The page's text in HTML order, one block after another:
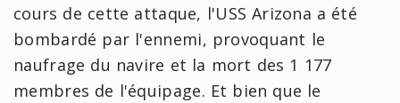
cours de cette attaque, l'USS Arizona a été
bombardé par l'ennemi, provoquant le
naufrage du navire et la mort des 1 177
membres de l'équipage. Et bien que le